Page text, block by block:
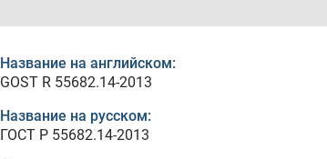
Название на английском:
GOST R 55682.14-2013
Название на русском:
ГОСТ Р 55682.14-2013